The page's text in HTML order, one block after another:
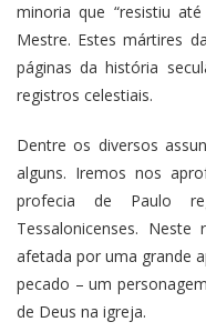
minoria que “resistiu
Mestre. Estes mártires
páginas da história
registros celestiais.
Dentre os diversos
alguns. Iremos nos
profecia de Paulo
Tessalonicenses. Neste
afetada por uma grande
pecado – um
de Deus na igreja.